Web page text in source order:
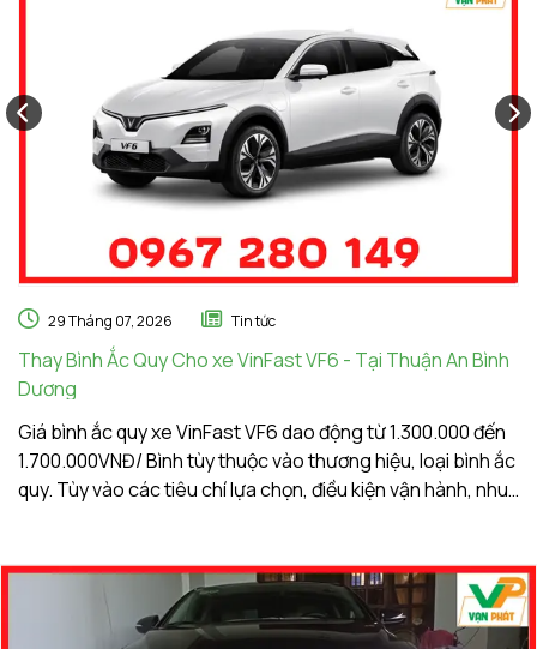
29 Tháng 07, 2026 Tin tức
Thay Bình Ắc Quy Cho xe VinFast VF6 - Tại Thuận An Bình
Dương
Giá bình ắc quy xe VinFast VF6 dao động từ 1.300.000 đến
1.700.000VNĐ/ Bình tùy thuộc vào thương hiệu, loại bình ắc
quy. Tùy vào các tiêu chí lựa chọn, điều kiện vận hành, nhu